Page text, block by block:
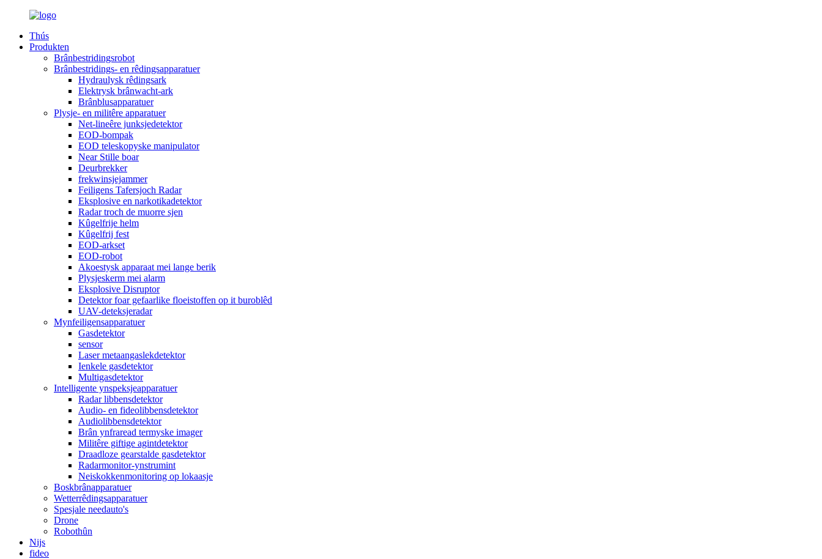
Thús
Produkten
Brânbestridingsrobot
Brânbestridings- en rêdingsapparatuer
Hydraulysk rêdingsark
Elektrysk brânwacht-ark
Brânblusapparatuer
Plysje- en militêre apparatuer
Net-lineêre junksjedetektor
EOD-bompak
EOD teleskopyske manipulator
Near Stille boar
Deurbrekker
frekwinsjejammer
Feiligens Tafersjoch Radar
Eksplosive en narkotikadetektor
Radar troch de muorre sjen
Kûgelfrije helm
Kûgelfrij fest
EOD-arkset
EOD-robot
Akoestysk apparaat mei lange berik
Plysjeskerm mei alarm
Eksplosive Disruptor
Detektor foar gefaarlike floeistoffen op it buroblêd
UAV-deteksjeradar
Mynfeiligensapparatuer
Gasdetektor
sensor
Laser metaangaslekdetektor
Ienkele gasdetektor
Multigasdetektor
Intelligente ynspeksjeapparatuer
Radar libbensdetektor
Audio- en fideolibbensdetektor
Audiolibbensdetektor
Brân ynfraread termyske imager
Militêre giftige agintdetektor
Draadloze gearstalde gasdetektor
Radarmonitor-ynstrumint
Neiskokkenmonitoring op lokaasje
Boskbrânapparatuer
Wetterrêdingsapparatuer
Spesjale needauto's
Drone
Robothûn
Nijs
fideo